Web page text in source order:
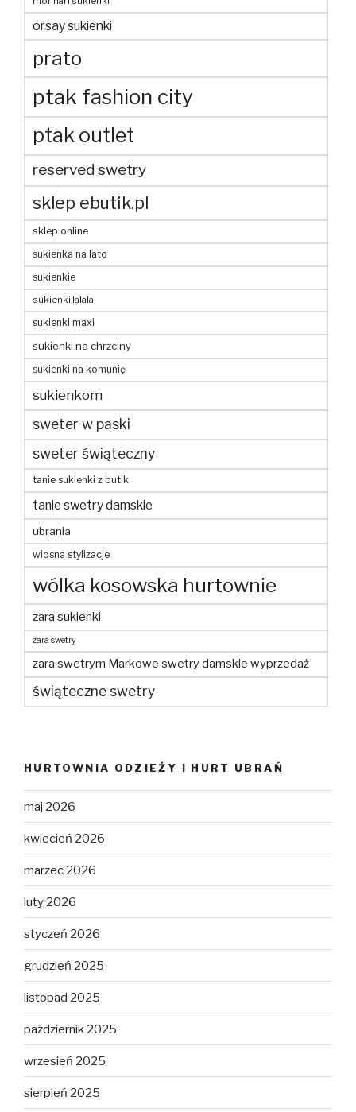
orsay sukienki
prato
ptak fashion city
ptak outlet
reserved swetry
sklep ebutik.pl
sklep online
sukienka na lato
sukienkie
sukienki lalala
sukienki maxi
sukienki na chrzciny
sukienki na komunię
sukienkom
sweter w paski
sweter świąteczny
tanie sukienki z butik
tanie swetry damskie
ubrania
wiosna stylizacje
wólka kosowska hurtownie
zara sukienki
zara swetry
zara swetrym Markowe swetry damskie wyprzedaż
świąteczne swetry
HURTOWNIA ODZIEŻY I HURT UBRAŃ
maj 2026
kwiecień 2026
marzec 2026
luty 2026
styczeń 2026
grudzień 2025
listopad 2025
październik 2025
wrzesień 2025
sierpień 2025